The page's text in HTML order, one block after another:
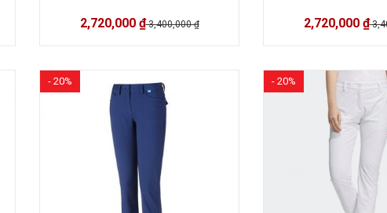
2,720,000 ₫3,400,000 ₫ 2,720,000 ₫
- 20% - 20%